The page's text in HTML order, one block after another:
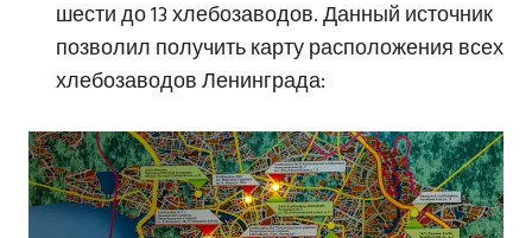
шести до 13 хлебозаводов. Данный источник
позволил получить карту расположения всех
хлебозаводов Ленинграда: